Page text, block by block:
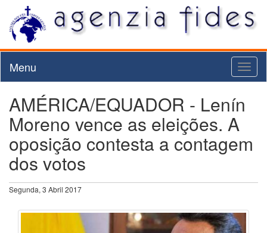
Menu
AMÉRICA/EQUADOR - Lenín
Moreno vence as eleições. A
oposição contesta a contagem
dos votos
Segunda, 3 Abril 2017